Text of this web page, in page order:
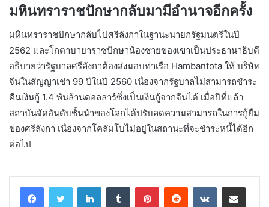
มหินทราราชปักษากลับมามีอำนาจอีกครั้ง
มหินทราราชปักษากลับไปศรีลังกาในฐานะนายกรัฐมนตรีในปี
2562 และโกตาบายาราชปักษาน้องชายของเขาเป็นประธานาธิบดี
อธิบายว่ารัฐบาลศรีลังกาต้องส่งมอบท่าเรือ Hambantota ให้ บริษัท
จีนในสัญญาเช่า 99 ปีในปี 2560 เนื่องจากรัฐบาลไม่สามารถชำระ
คืนเงินกู้ 1.4 พันล้านดอลลาร์ซึ่งเป็นเงินกู้จากจีนได้ เมื่อปีที่แล้ว
สถาบันจัดอันดับชั้นนำของโลกได้ปรับลดความสามารถในการกู้ยืม
ของศรีลังกา เนื่องจากโคลัมโบไม่อยู่ในสถานะที่จะชำระหนี้ได้อีก
ต่อไป
LinkedInTumblr PinterestReddit VKontakteShare via Email